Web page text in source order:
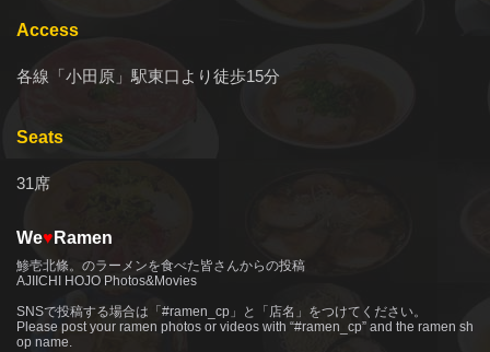
Access
各線「小田原」駅東口より徒歩15分
Seats
31席
We♥ Ramen
鯵壱北條。のラーメンを食べた皆さんからの投稿
AJIICHI HOJO Photos&Movies
SNSで投稿する場合は「#ramen_cp」と「店名」をつけてください。
Please post your ramen photos or videos with “#ramen_cp” and the ramen sh
op name.
more